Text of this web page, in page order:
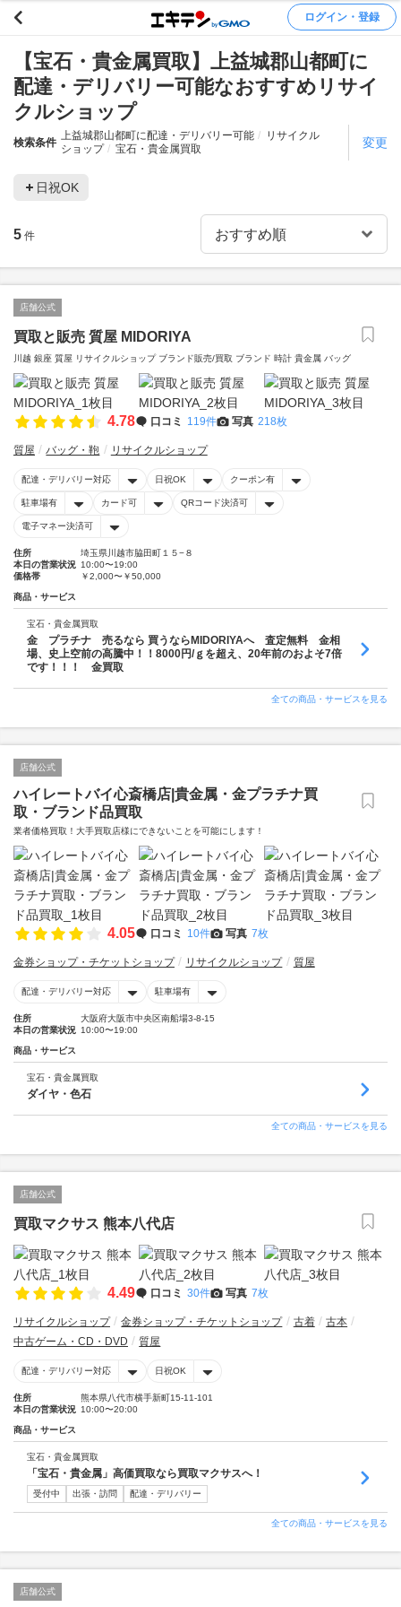
ログイン・登録
【宝石・貴金属買取】上益城郡山都町に
配達・デリバリー可能なおすすめリサイ
クルショップ
検索条件
上益城郡山都町に配達・デリバリー可能
リサイクル
ショップ
宝石・貴金属買取 変更
日祝OK
5 件
店舗公式
買取と販売 質屋 MIDORIYA
川越 銀座 質屋 リサイクルショップ ブランド販売/買取 ブランド 時計 貴金属 バッグ
4.78 口コミ 119件 写真 218枚
質屋 バッグ・鞄 リサイクルショップ
配達・デリバリー対応 日祝OK クーポン有
駐車場有 カード可 QRコード決済可
電子マネー決済可
住所
埼玉県川越市脇田町１５−８
本日の営業状況 10:00〜19:00
価格帯
￥2,000〜￥50,000
商品・サービス
宝石・貴金属買取
金 プラチナ 売るなら 買うならMIDORIYAへ 査定無料 金相
場、史上空前の高騰中！！8000円/ｇを超え、20年前のおよそ7倍
です！！！ 金買取
全ての商品・サービスを見る
店舗公式
ハイレートバイ心斎橋店|貴金属・金プラチナ買
取・ブランド品買取
業者価格買取！大手買取店様にできないことを可能にします！
4.05 口コミ 10件 写真 7枚
金券ショップ・チケットショップ リサイクルショップ 質屋
配達・デリバリー対応 駐車場有
住所
大阪府大阪市中央区南船場3-8-15
本日の営業状況 10:00〜19:00
商品・サービス
宝石・貴金属買取
ダイヤ・色石
全ての商品・サービスを見る
店舗公式
買取マクサス 熊本八代店
4.49 口コミ 30件 写真 7枚
リサイクルショップ 金券ショップ・チケットショップ 古着
古本
中古ゲーム・CD・DVD
質屋
配達・デリバリー対応 日祝OK
住所
熊本県八代市横手新町15-11-101
本日の営業状況 10:00〜20:00
商品・サービス
宝石・貴金属買取
「宝石・貴金属」高価買取なら買取マクサスへ！
受付中 出張・訪問 配達・デリバリー
全ての商品・サービスを見る
店舗公式